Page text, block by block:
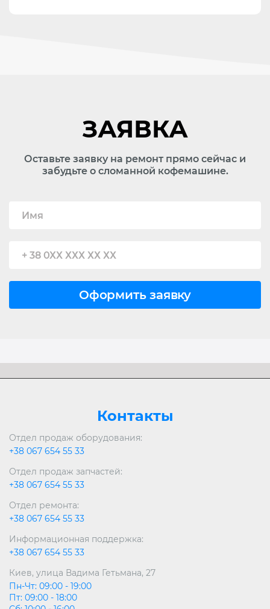
ЗАЯВКА
Оставьте заявку на ремонт прямо сейчас и
забудьте о сломанной кофемашине.
Контакты
Отдел продаж оборудования:
+38 067 654 55 33
Отдел продаж запчастей:
+38 067 654 55 33
Отдел ремонта:
+38 067 654 55 33
Информационная поддержка:
+38 067 654 55 33
Киев, улица Вадима Гетьмана, 27
Пн-Чт: 09:00 - 19:00
Пт: 09:00 - 18:00